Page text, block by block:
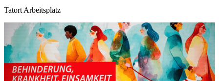
Tatort Arbeitsplatz